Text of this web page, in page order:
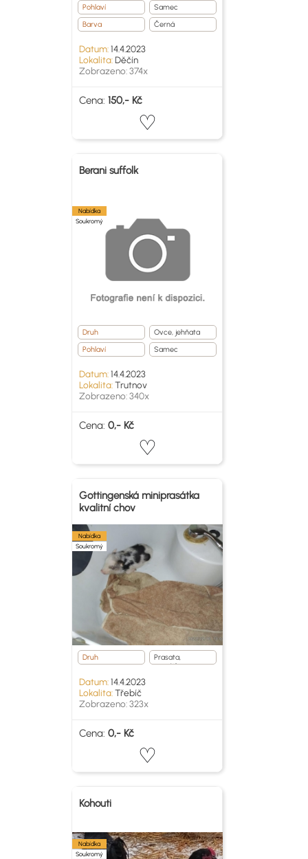
Pohlaví
Samec
Barva
Černá
Datum:14.4.2023
Lokalita:Děčín
Zobrazeno: 374x
Cena: 150,- Kč
Berani suffolk
Nabídka
Soukromý
Druh
Ovce, jehňata
Pohlaví
Samec
Datum:14.4.2023
Lokalita:Trutnov
Zobrazeno: 340x
Cena: 0,- Kč
Gottingenská miniprasátka
kvalitní chov
Nabídka
Soukromý
Druh
Prasata,
prasátka
Datum:14.4.2023
Lokalita:Třebíč
Zobrazeno: 323x
Cena: 0,- Kč
Kohouti
Nabídka
Soukromý